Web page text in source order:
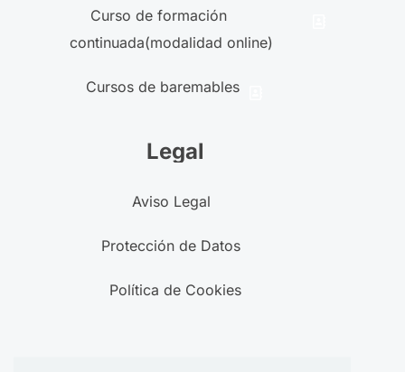
Curso de formación
continuada(modalidad online)
Cursos de baremables
Legal
Aviso Legal
Protección de Datos
Política de Cookies